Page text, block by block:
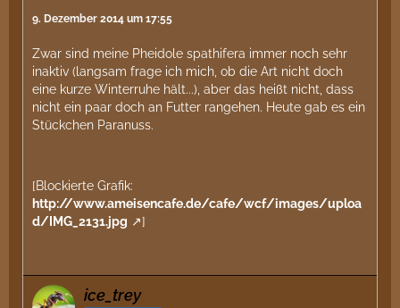
9. Dezember 2014 um 17:55
Zwar sind meine Pheidole spathifera immer noch sehr
inaktiv (langsam frage ich mich, ob die Art nicht doch
eine kurze Winterruhe hält...), aber das heißt nicht, dass
nicht ein paar doch an Futter rangehen. Heute gab es ein
Stückchen Paranuss.
[Blockierte Grafik:
http://www.ameisencafe.de/cafe/wcf/images/uploa
d/IMG_2131.jpg
]
ice_trey